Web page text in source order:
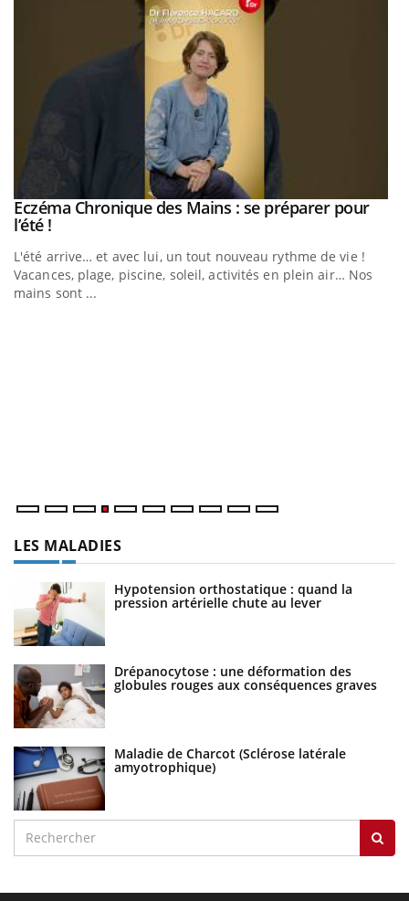
Youtube
Eczéma Chronique des Mains : se préparer pour
l’été !Youtube
L'été arrive… et avec lui, un tout nouveau rythme de vie !
Vacances, plage, piscine, soleil, activités en plein air… Nos
mains sont ...
LES MALADIES
Hypotension orthostatique : quand la
pression artérielle chute au lever
Drépanocytose : une déformation des
globules rouges aux conséquences graves
Maladie de Charcot (Sclérose latérale
amyotrophique)